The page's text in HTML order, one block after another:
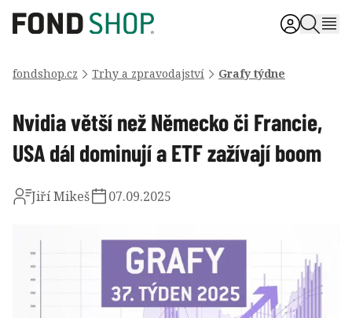
fondshop.cz Trhy a zpravodajství Grafy týdne
Nvidia větší než Německo či Francie,
USA dál dominují a ETF zažívají boom
Jiří Mikeš 07.09.2025